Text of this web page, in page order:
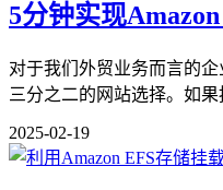
5分钟实现
对于我们外贸业务而言的
三分之二的网站选择。如
2025-02-19